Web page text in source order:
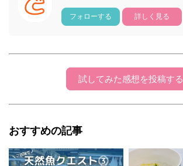
フォローする 詳しく見る
試してみた感想を投稿する
おすすめの記事